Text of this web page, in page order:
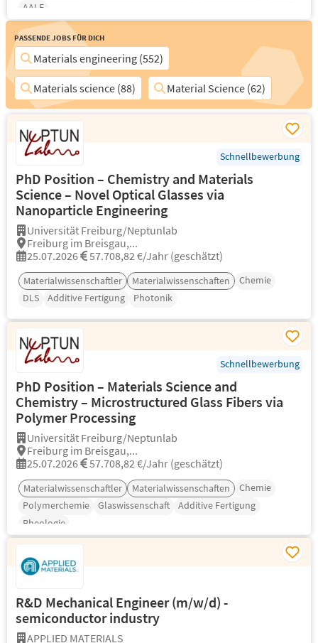
AALE
Passende Jobs für Dich
Materials engineering (552)
Materials science (88) Material Science (62)
Schnellbewerbung
PhD Position – Chemistry and Materials
Science – Novel Optical Glasses via
Nanoparticle Engineering
Universität Freiburg/Neptunlab
Freiburg im Breisgau,...
25.07.2026
57.708,82 €/Jahr (geschätzt)
Materialwissenschaftler Materialwissenschaften
Chemie
DLS
Additive Fertigung Photonik
Schnellbewerbung
PhD Position – Materials Science and
Chemistry – Microstructured Glass Fibers via
Polymer Processing
Universität Freiburg/Neptunlab
Freiburg im Breisgau,...
25.07.2026
57.708,82 €/Jahr (geschätzt)
Materialwissenschaftler Materialwissenschaften
Chemie
Polymerchemie
Glaswissenschaft
Additive Fertigung
Rheologie
R&D Mechanical Engineer (m/w/d) -
semiconductor industry
APPLIED MATERIALS